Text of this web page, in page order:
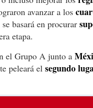
avanzar a los
basará en procurar
etapa.
el Grupo A junto a
peleará el segundo